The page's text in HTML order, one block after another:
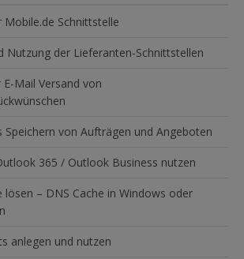
Mobile.de Schnittstelle
Nutzung der Lieferanten-Schnittstellen
Mail Versand von
Speichern von Aufträgen und Angeboten
365 / Outlook Business nutzen
lösen – DNS Cache in Windows oder
anlegen und nutzen